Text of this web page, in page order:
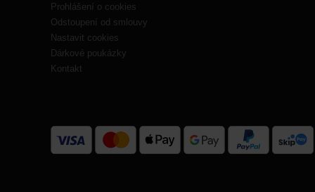
Prohlášení o cookies
Odstoupení od smlouvy
Nastavit cookies
Dárkové poukázky
Kontakt